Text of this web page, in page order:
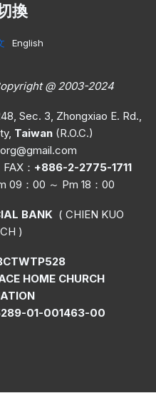
換
English
@ 2003-2024
Sec. 3, Zhongxiao E. Rd.,
Taiwan (R.O.C.)
FAX： +886-2-2775-1711
09：00 ～ Pm 18：00
BANK ( CHIEN KUO
)
HOME CHURCH
01-001463-00